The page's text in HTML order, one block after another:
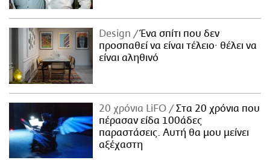
Design
Ένα σπίτι που δεν
προσπαθεί να είναι τέλειο· θέλει να
είναι αληθινό
20 χρόνια LiFO
Στα 20 χρόνια που
πέρασαν είδα 100άδες
παραστάσεις. Αυτή θα μου μείνει
αξέχαστη